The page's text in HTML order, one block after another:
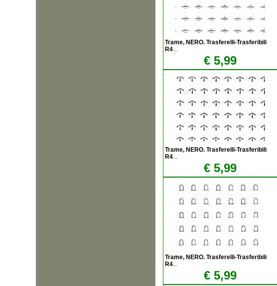
Trame, NERO. Trasferelli-Trasferibili
R4...
€ 5,99
Trame, NERO. Trasferelli-Trasferibili
R4...
€ 5,99
Trame, NERO. Trasferelli-Trasferibili
R4...
€ 5,99